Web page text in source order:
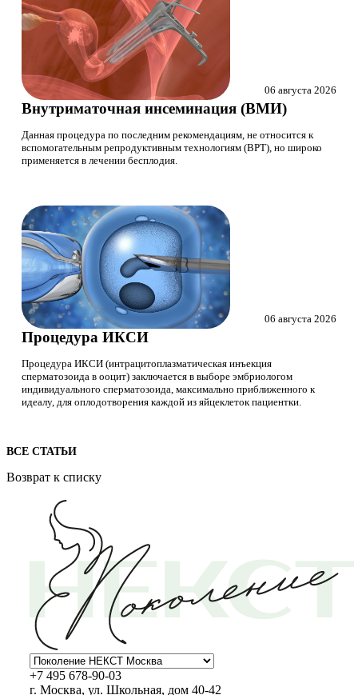
Внутриматочная инсеминация (ВМИ)
Данная процедура по последним рекомендациям, не относится к
вспомогательным репродуктивным технологиям (ВРТ), но широко
применяется в лечении бесплодия.
06 августа 2026
Процедура ИКСИ
Процедура ИКСИ (интрацитоплазматическая инъекция
сперматозоида в ооцит) заключается в выборе эмбриологом
индивидуального сперматозоида, максимально приближенного к
идеалу, для оплодотворения каждой из яйцеклеток пациентки.
06 августа 2026
ВСЕ СТАТЬИ
Возврат к списку
+7 495 678-90-03
г. Москва, ул. Школьная, дом 40-42